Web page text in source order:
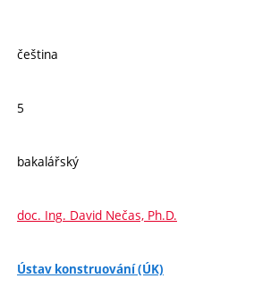
čeština
5
bakalářský
doc. Ing. David Nečas, Ph.D.
Ústav konstruování (ÚK)